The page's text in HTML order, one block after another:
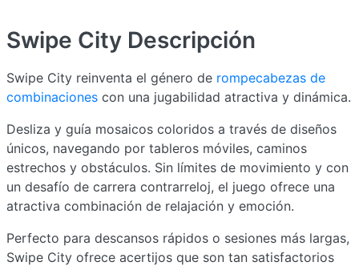
Swipe City Descripción
Swipe City reinventa el género de rompecabezas de
combinaciones con una jugabilidad atractiva y dinámica.
Desliza y guía mosaicos coloridos a través de diseños
únicos, navegando por tableros móviles, caminos
estrechos y obstáculos. Sin límites de movimiento y con
un desafío de carrera contrarreloj, el juego ofrece una
atractiva combinación de relajación y emoción.
Perfecto para descansos rápidos o sesiones más largas,
Swipe City ofrece acertijos que son tan satisfactorios